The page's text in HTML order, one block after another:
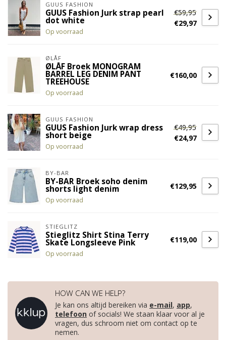
GUUS FASHION
GUUS Fashion Jurk strap pearl
dot white
Op voorraad
€59,95
€29,97
ØLÅF
ØLÅF Broek MONOGRAM
BARREL LEG DENIM PANT
TREEHOUSE
Op voorraad
€160,00
GUUS FASHION
GUUS Fashion Jurk wrap dress
short beige
Op voorraad
€49,95
€24,97
BY-BAR
BY-BAR Broek soho denim
shorts light denim
Op voorraad
€129,95
STIEGLITZ
Stieglitz Shirt Stina Terry
Skate Longsleeve Pink
Op voorraad
€119,00
HOW CAN WE HELP?
Je kan ons altijd bereiken via e-mail, app,
telefoon of socials! We staan klaar voor al je
vragen, dus schroom niet om contact op te
nemen.